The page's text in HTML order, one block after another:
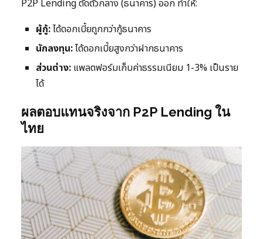
P2P Lending ตัดตัวกลาง (ธนาคาร) ออก ทำให้:
ผู้กู้:ได้ดอกเบี้ยถูกกว่ากู้ธนาคาร
นักลงทุน:ได้ดอกเบี้ยสูงกว่าฝากธนาคาร
ส่วนต่าง: แพลตฟอร์มเก็บค่าธรรมเนียม 1-3% เป็นราย
ได้
ผลตอบแทนจริงจาก P2P Lending ใน
ไทย